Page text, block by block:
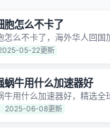
胞怎么不卡了
怎么不卡了，海外华人回国
么听歌?海外怎么看剧?海
题,全球回国稳定国内节点,专
05-22更新
蜗牛用什么加速器好
牛用什么加速器好，精选全
和海外出差用户打造的一
要身处海外即可一键加速畅
2025-06-08更新